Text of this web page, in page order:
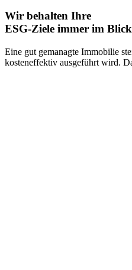
Wir behalten Ihre
ESG-Ziele immer im Blick
Eine gut gemanagte Immobilie
kosteneffektiv ausgeführt wird.